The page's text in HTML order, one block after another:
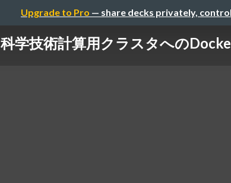
Upgrade to Pro — share decks privately,
科学技術計算用クラスタへの